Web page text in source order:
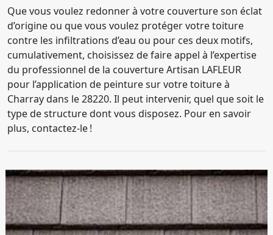
Que vous voulez redonner à votre couverture son éclat
d’origine ou que vous voulez protéger votre toiture
contre les infiltrations d’eau ou pour ces deux motifs,
cumulativement, choisissez de faire appel à l’expertise
du professionnel de la couverture Artisan LAFLEUR
pour l’application de peinture sur votre toiture à
Charray dans le 28220. Il peut intervenir, quel que soit le
type de structure dont vous disposez. Pour en savoir
plus, contactez-le !